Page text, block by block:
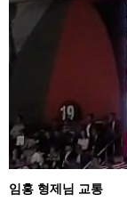
으
로
스
럽
게
되
교
통
임홍 형제님 교통